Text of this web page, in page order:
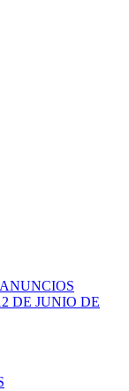
DE JUNIO DE